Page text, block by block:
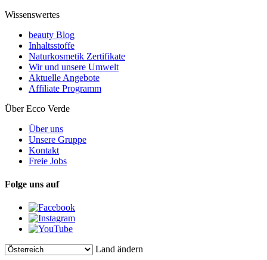
Wissenswertes
beauty Blog
Inhaltsstoffe
Naturkosmetik Zertifikate
Wir und unsere Umwelt
Aktuelle Angebote
Affiliate Programm
Über Ecco Verde
Über uns
Unsere Gruppe
Kontakt
Freie Jobs
Folge uns auf
Land ändern